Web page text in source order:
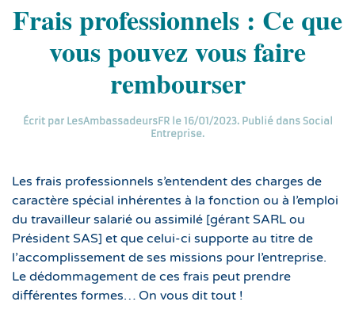
Frais professionnels : Ce que
vous pouvez vous faire
rembourser
Écrit par LesAmbassadeursFRle 16/01/2023. Publié dans Social
Entreprise.
Les frais professionnels s’entendent des charges de
caractère spécial inhérentes à la fonction ou à l’emploi
du travailleur salarié ou assimilé [gérant SARL ou
Président SAS] et que celui-ci supporte au titre de
l’accomplissement de ses missions pour l’entreprise.
Le dédommagement de ces frais peut prendre
différentes formes… On vous dit tout !